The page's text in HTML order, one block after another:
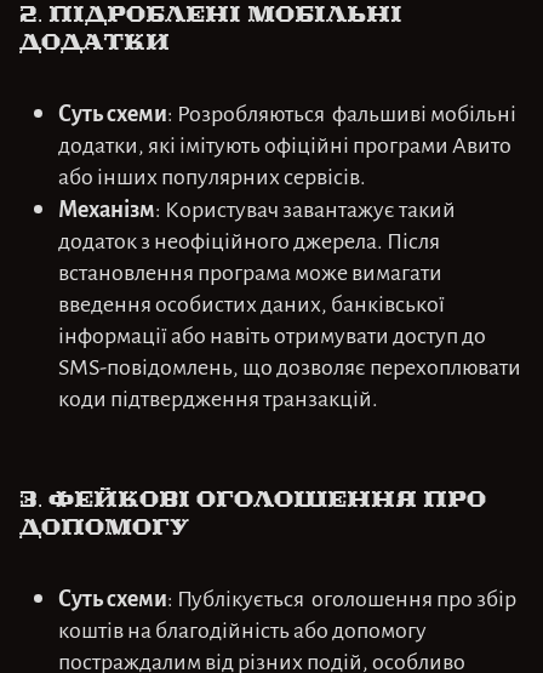
2. Підроблені мобільні
додатки
Суть схеми: Розробляються фальшиві мобільні
додатки, які імітують офіційні програми Авито
або інших популярних сервісів.
Механізм: Користувач завантажує такий
додаток з неофіційного джерела. Після
встановлення програма може вимагати
введення особистих даних, банківської
інформації або навіть отримувати доступ до
SMS-повідомлень, що дозволяє перехоплювати
коди підтвердження транзакцій.
3. Фейкові оголошення про
допомогу
Суть схеми: Публікується оголошення про збір
коштів на благодійність або допомогу
постраждалим від різних подій, особливо